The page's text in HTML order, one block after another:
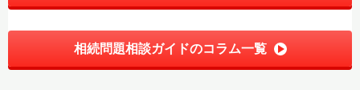
相続問題相談ガイドのコラム一覧